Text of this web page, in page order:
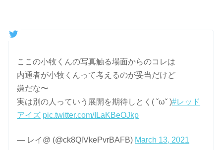
ここの小牧くんの写真触る場面からのコレは
内通者が小牧くんって考えるのが妥当だけど
嫌だな〜
実は別の人っていう展開を期待しとく( ˇωˇ )#レッド
アイズ pic.twitter.com/ILaKBeOJkp
— レイ@ (@ck8QlVkePvrBAFB) March 13, 2021